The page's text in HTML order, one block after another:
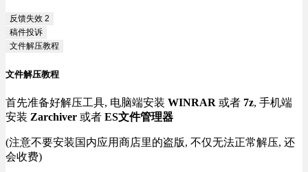
反馈失效 2
稿件投诉
文件解压教程
文件解压教程
首先准备好解压工具, 电脑端安装 WINRAR 或者 7z, 手机端
安装 Zarchiver 或者 ES文件管理器
(注意不要安装国内应用商店里的盗版, 不仅无法正常解压, 还
会收费)